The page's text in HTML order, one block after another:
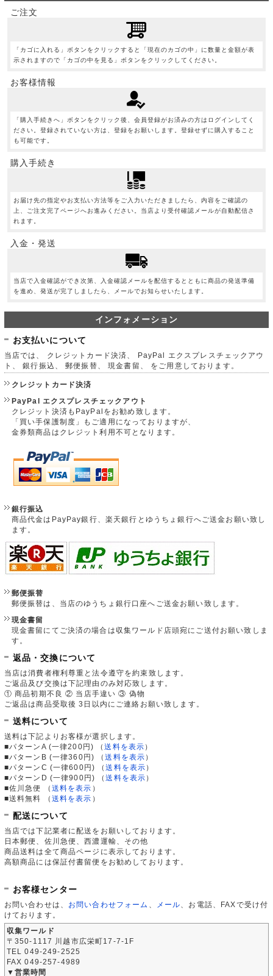
ご注文
「カゴに入れる」ボタンをクリックすると「現在のカゴの中」に数量と金額が表
示されますので「カゴの中を見る」ボタンをクリックしてください。
お客様情報
「購入手続きへ」ボタンをクリック後、会員登録がお済みの方はログインしてく
ださい。登録されていない方は、登録をお願いします。登録せずに購入すること
も可能です。
購入手続き
お届け先の指定やお支払い方法等をご入力いただきましたら、内容をご確認の
上、ご注文完了ページへお進みください。当店より受付確認メールが自動配信さ
れます。
入金・発送
当店で入金確認ができ次第、入金確認メールを配信するとともに商品の発送準備
を進め、発送が完了しましたら、メールでお知らせいたします。
インフォメーション
お支払いについて
当店では、 クレジットカード決済、 PayPal エクスプレスチェックアウ
ト、 銀行振込、 郵便振替、 現金書留、 をご用意しております。
クレジットカード決済
PayPal エクスプレスチェックアウト
クレジット決済もPayPalをお勧め致します。
「買い手保護制度」もご適用になっておりますが、
金券類商品はクレジット利用不可となります。
銀行振込
商品代金はPayPay銀行、楽天銀行とゆうちょ銀行へご送金お願い致し
ます。
郵便振替
郵便振替は、当店のゆうちょ銀行口座へご送金お願い致します。
現金書留
現金書留にてご決済の場合は収集ワールド店頭宛にご送付お願い致しま
す。
返品・交換について
当店は消費者権利尊重と法令遵守を約束致します。
ご返品及び交換は下記理由のみ対応致します。
① 商品初期不良 ② 当店手違い ③ 偽物
ご返品は商品受取後 3日以内にご連絡お願い致します。
送料について
送料は下記よりお客様が選択します。
■パターンA (一律200円)
（送料を表示 ）
■パターンB (一律360円)
（送料を表示 ）
■パターンC (一律600円)
（送料を表示 ）
■パターンD (一律900円)
（送料を表示 ）
■佐川急便
（ 送料を表示 ）
■送料無料
（ 送料を表示 ）
配送について
当店では下記業者に配送をお願いしております。
日本郵便、佐川急便、西濃運輸、その他
商品送料は全て商品ページに表示しております。
高額商品には保証付書留便をお勧めしております。
お客様センター
お問い合わせは、 お問い合わせフォーム メール 、お電話、FAXで受け付
けております。
収集ワールド
〒350-1117 川越市広栄町17-7-1F
TEL 049-249-2525
FAX 049-257-4989
▼営業時間